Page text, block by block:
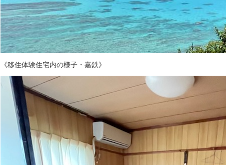
《移住体験住宅内の様子・嘉鉄》